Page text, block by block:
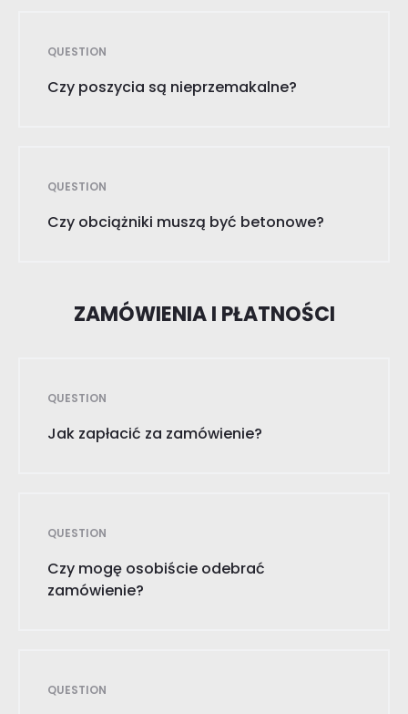
QUESTION
Czy poszycia są nieprzemakalne?
QUESTION
Czy obciążniki muszą być betonowe?
ZAMÓWIENIA I PŁATNOŚCI
QUESTION
Jak zapłacić za zamówienie?
QUESTION
Czy mogę osobiście odebrać
zamówienie?
QUESTION